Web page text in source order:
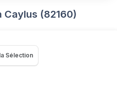
Caylus (82160)
Sélection